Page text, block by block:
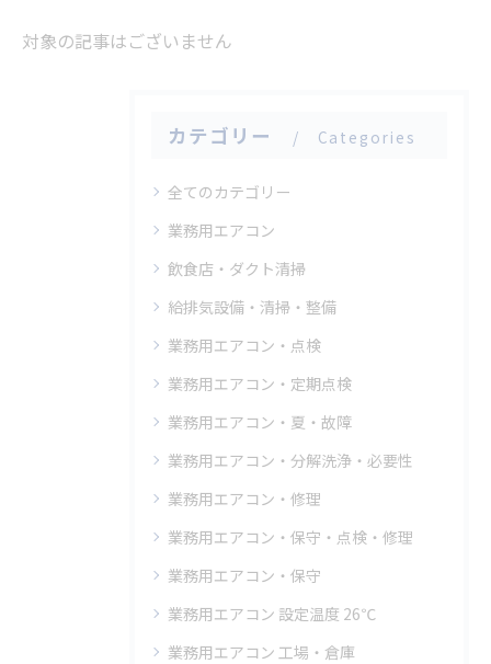
対象の記事はございません
カテゴリー Categories
全てのカテゴリー
業務用エアコン
飲食店・ダクト清掃
給排気設備・清掃・整備
業務用エアコン・点検
業務用エアコン・定期点検
業務用エアコン・夏・故障
業務用エアコン・分解洗浄・必要性
業務用エアコン・修理
業務用エアコン・保守・点検・修理
業務用エアコン・保守
業務用エアコン 設定温度 26℃
業務用エアコン 工場・倉庫